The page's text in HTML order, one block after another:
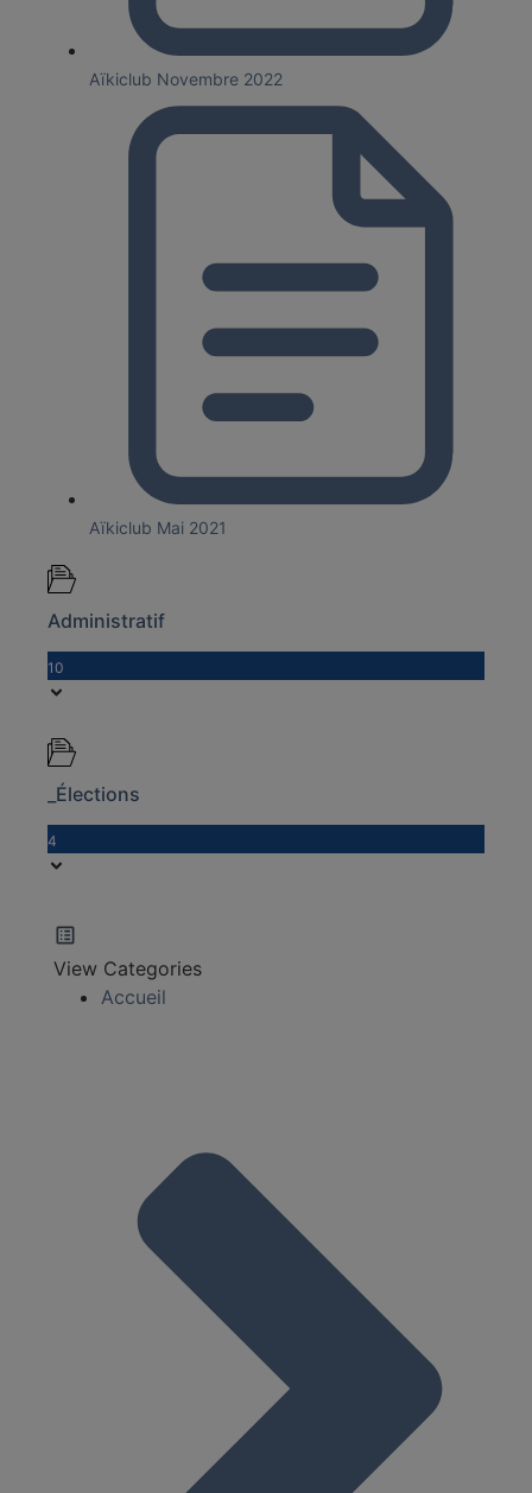
Aïkiclub Novembre 2022
Aïkiclub Mai 2021
Administratif
10
_Élections
4
View Categories
Accueil